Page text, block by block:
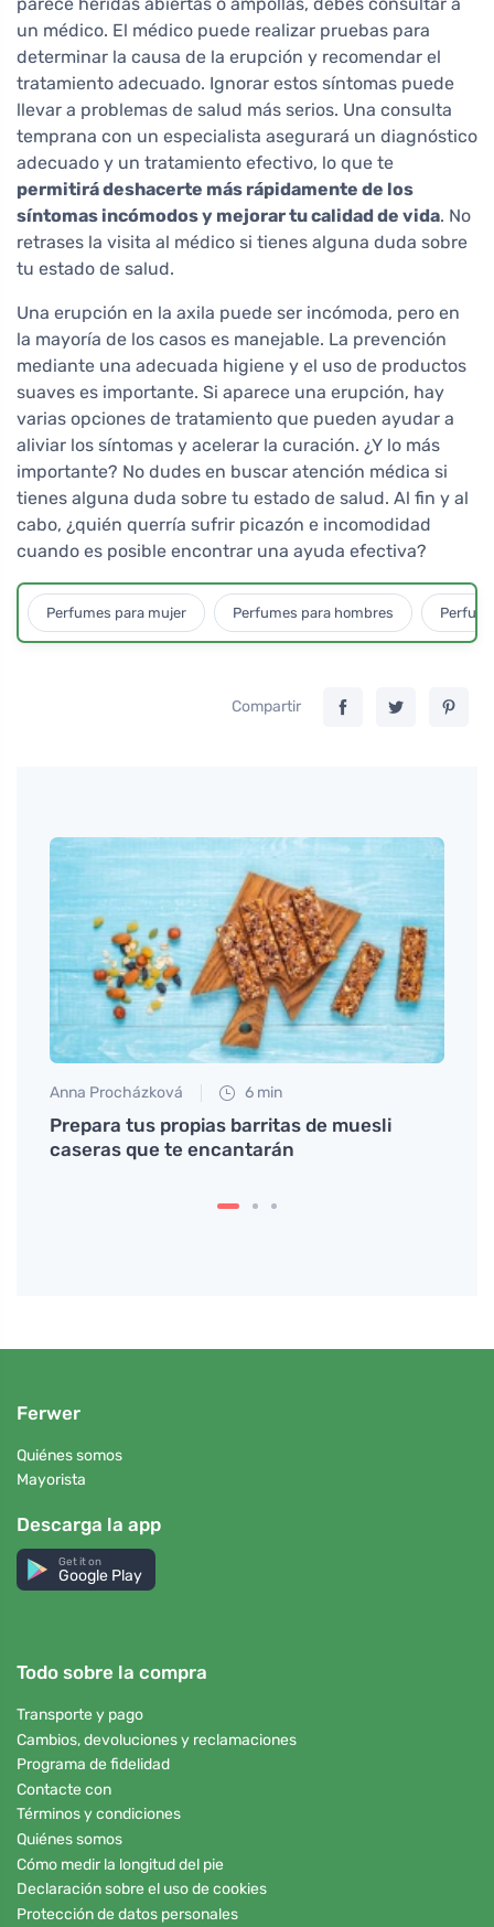
un médico. El médico puede realizar pruebas para
determinar la causa de la erupción y recomendar el
tratamiento adecuado. Ignorar estos síntomas puede
llevar a problemas de salud más serios. Una consulta
temprana con un especialista asegurará un diagnóstico
adecuado y un tratamiento efectivo, lo que te
permitirá deshacerte más rápidamente de los
síntomas incómodos y mejorar tu calidad de vida. No
retrases la visita al médico si tienes alguna duda sobre
tu estado de salud.
Una erupción en la axila puede ser incómoda, pero en
la mayoría de los casos es manejable. La prevención
mediante una adecuada higiene y el uso de productos
suaves es importante. Si aparece una erupción, hay
varias opciones de tratamiento que pueden ayudar a
aliviar los síntomas y acelerar la curación. ¿Y lo más
importante? No dudes en buscar atención médica si
tienes alguna duda sobre tu estado de salud. Al fin y al
cabo, ¿quién querría sufrir picazón e incomodidad
cuando es posible encontrar una ayuda efectiva?
Perfumes para mujer Perfumes para hombres
Compartir
Anna Procházková 6 min
Prepara tus propias barritas de muesli
caseras que te encantarán
Ferwer
Quiénes somos
Mayorista
Descarga la app
Get it on
Google Play
Todo sobre la compra
Transporte y pago
Cambios, devoluciones y reclamaciones
Programa de fidelidad
Contacte con
Términos y condiciones
Quiénes somos
Cómo medir la longitud del pie
Declaración sobre el uso de cookies
Protección de datos personales